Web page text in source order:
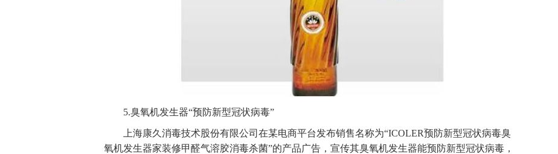
5.臭氧机发生器“预防新型冠状病毒”
上海康久消毒技术股份有限公司在某电商平台发布销售名称为“ICOLER预防新型冠状病毒臭
氧机发生器家装修甲醛气溶胶消毒杀菌”的产品广告，宣传其臭氧机发生器能预防新型冠状病毒，